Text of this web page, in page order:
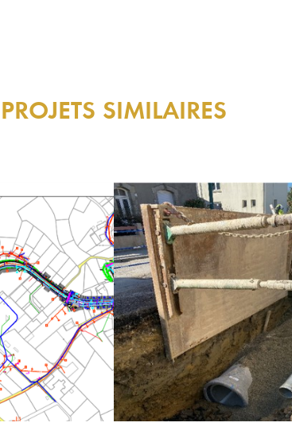
PROJETS SIMILAIRES